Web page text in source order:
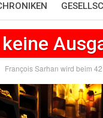
François Sarhan wird beim